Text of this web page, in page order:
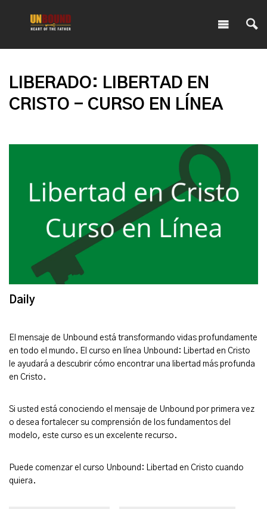
LIBERADO: LIBERTAD EN
CRISTO - CURSO EN LÍNEA
Daily
El mensaje de Unbound está transformando vidas profundamente
en todo el mundo. El curso en línea Unbound: Libertad en Cristo
le ayudará a descubrir cómo encontrar una libertad más profunda
en Cristo.
Si usted está conociendo el mensaje de Unbound por primera vez
o desea fortalecer su comprensión de los fundamentos del
modelo, este curso es un excelente recurso.
Puede comenzar el curso Unbound: Libertad en Cristo cuando
quiera.